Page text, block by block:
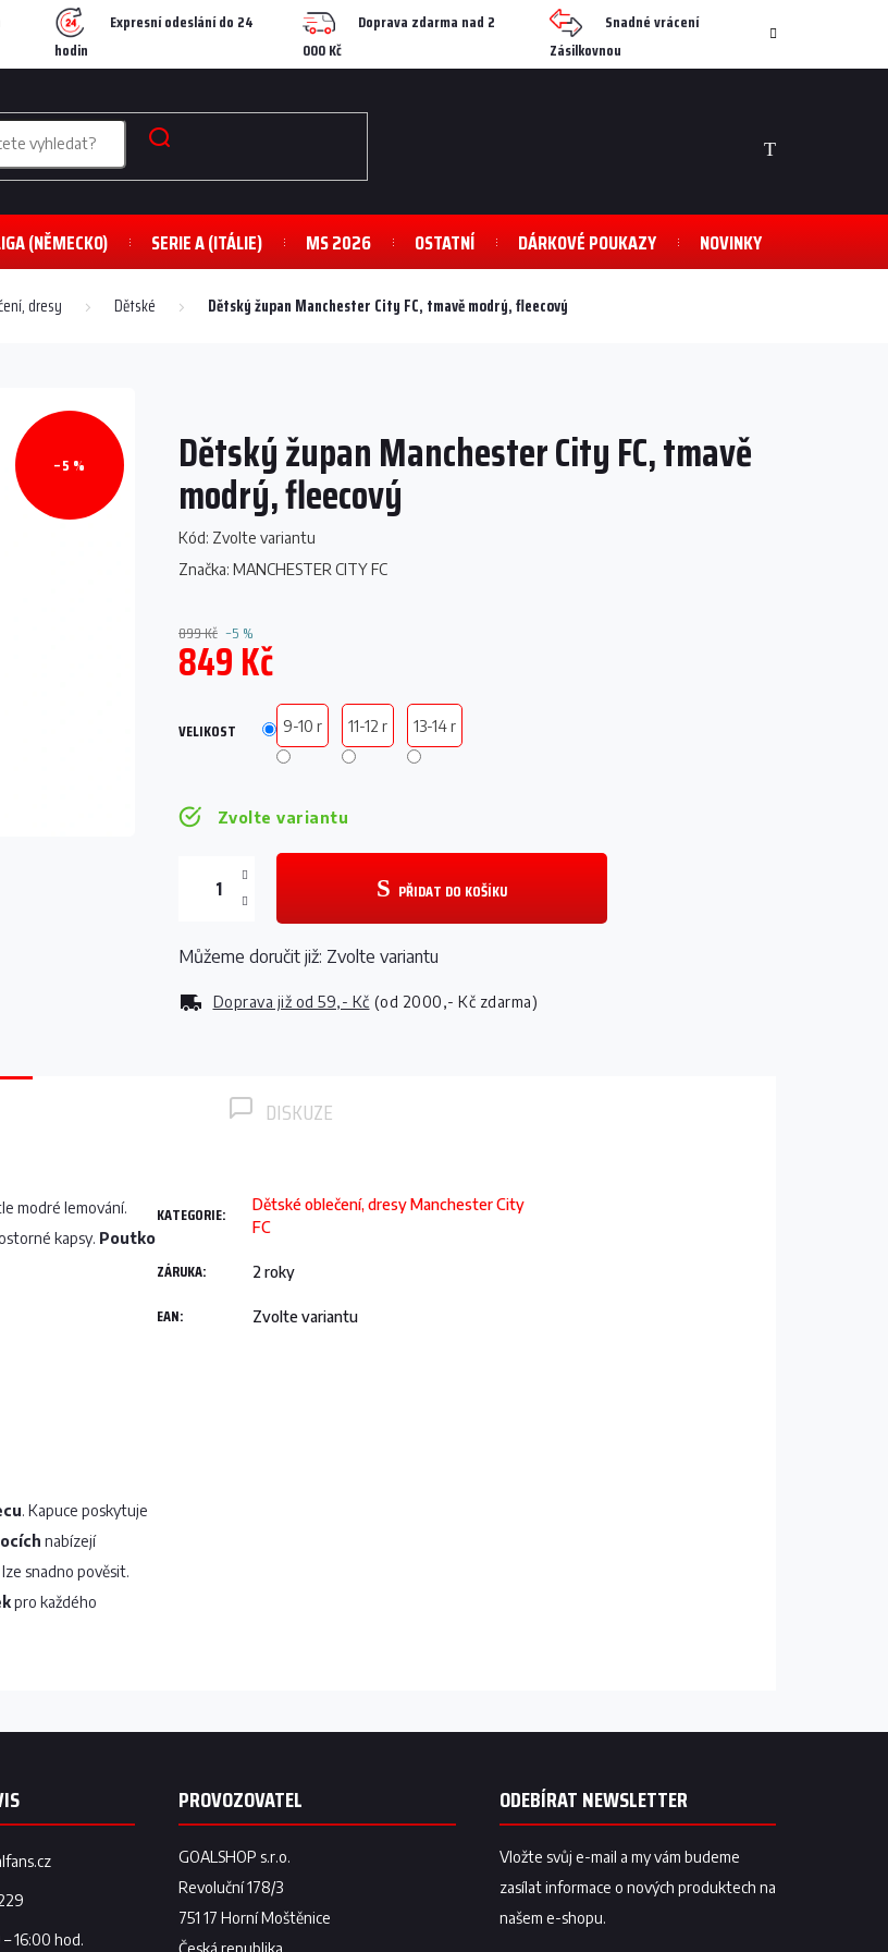
Expresní odeslání do 24
hodin
Doprava zdarma nad 2
000 Kč
Snadné vrácení
Zásilkovnou
NÁKUPNÍ
(NĚMECKO) SERIE A (ITÁLIE) MS 2026 OSTATNÍ DÁRKOVÉ POUKAZY NOVINKY
dresy Dětské Dětský župan Manchester City FC, tmavě modrý, fleecový
–5 % Dětský župan Manchester City FC, tmavě
modrý, fleecový
Kód: Zvolte variantu
Značka: MANCHESTER CITY FC
899 Kč –5 %
849 Kč
cena:
Zvolte variantu
Doprava již od 59,- Kč (od 2000,- Kč zdarma)
VELIKOST 9-10 r 11-12 r 13-14 r
PŘIDAT DO KOŠÍKU
Můžeme doručit již: Zvolte variantu
DISKUZE
modré lemování.
kapsy. Poutko
. Kapuce poskytuje
nabízejí
snadno pověsit.
pro každého
KATEGORIE:
Dětské oblečení, dresy Manchester City
FC
ZÁRUKA: 2 roky
EAN: Zvolte variantu
ODEBÍRAT NEWSLETTER
Vložte svůj e-mail a my vám budeme
zasílat informace o nových produktech na
našem e-shopu.